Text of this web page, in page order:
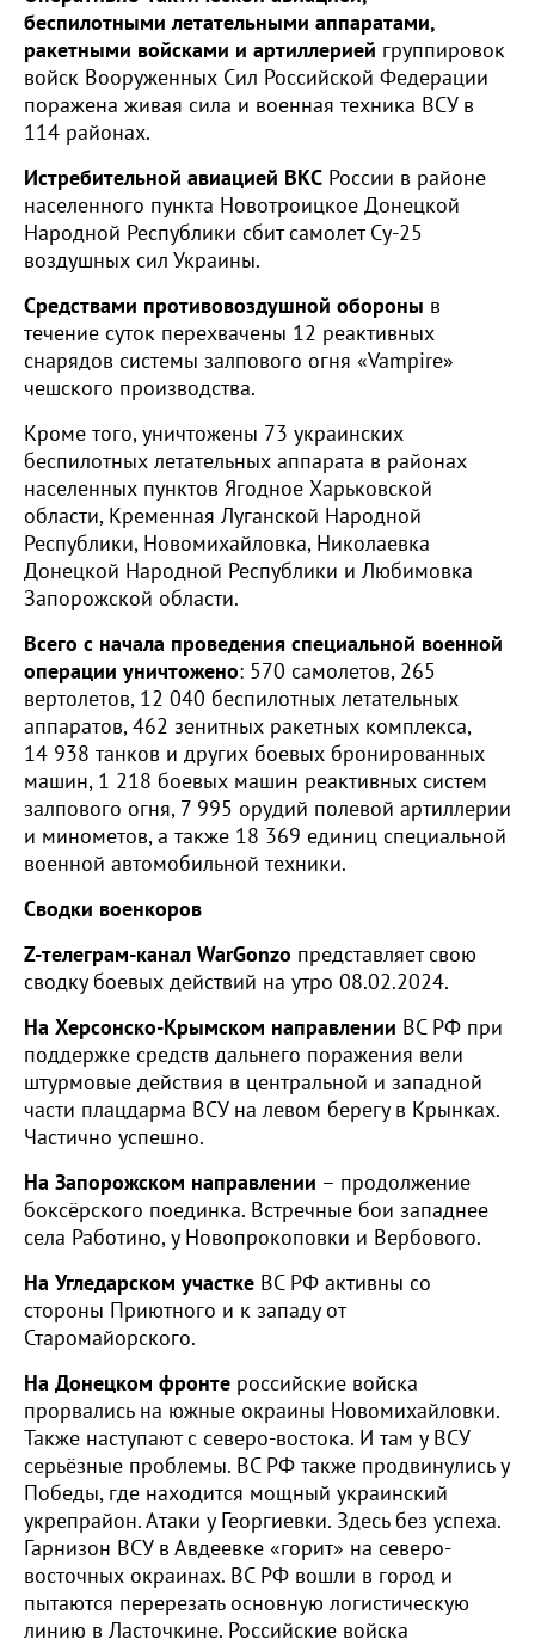
беспилотными летательными аппаратами,
ракетными войсками и артиллерией группировок
войск Вооруженных Сил Российской Федерации
поражена живая сила и военная техника ВСУ в
114 районах.
Истребительной авиацией ВКС России в районе
населенного пункта Новотроицкое Донецкой
Народной Республики сбит самолет Су-25
воздушных сил Украины.
Средствами противовоздушной обороны в
течение суток перехвачены 12 реактивных
снарядов системы залпового огня «Vampire»
чешского производства.
Кроме того, уничтожены 73 украинских
беспилотных летательных аппарата в районах
населенных пунктов Ягодное Харьковской
области, Кременная Луганской Народной
Республики, Новомихайловка, Николаевка
Донецкой Народной Республики и Любимовка
Запорожской области.
Всего с начала проведения специальной военной
операции уничтожено: 570 самолетов, 265
вертолетов, 12 040 беспилотных летательных
аппаратов, 462 зенитных ракетных комплекса,
14 938 танков и других боевых бронированных
машин, 1 218 боевых машин реактивных систем
залпового огня, 7 995 орудий полевой артиллерии
и минометов, а также 18 369 единиц специальной
военной автомобильной техники.
Сводки военкоров
Z-телеграм-канал WarGonzo представляет свою
сводку боевых действий на утро 08.02.2024.
На Херсонско-Крымском направлении ВС РФ при
поддержке средств дальнего поражения вели
штурмовые действия в центральной и западной
части плацдарма ВСУ на левом берегу в Крынках.
Частично успешно.
На Запорожском направлении – продолжение
боксёрского поединка. Встречные бои западнее
села Работино, у Новопрокоповки и Вербового.
На Угледарском участке ВС РФ активны со
стороны Приютного и к западу от
Старомайорского.
На Донецком фронте российские войска
прорвались на южные окраины Новомихайловки.
Также наступают с северо-востока. И там у ВСУ
серьёзные проблемы. ВС РФ также продвинулись у
Победы, где находится мощный украинский
укрепрайон. Атаки у Георгиевки. Здесь без успеха.
Гарнизон ВСУ в Авдеевке «горит» на северо-
восточных окраинах. ВС РФ вошли в город и
пытаются перерезать основную логистическую
линию в Ласточкине. Российские войска